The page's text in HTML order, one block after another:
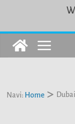
Navi: Home